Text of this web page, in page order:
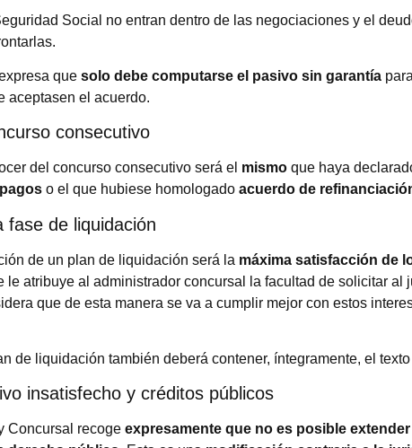
Social no entran dentro de las negociaciones y el
que solo debe computarse el pasivo sin garantía
aceptasen el acuerdo.
consecutivo
del concurso consecutivo será el mismo que haya
o el que hubiese homologado acuerdo de
fase de liquidación
de un plan de liquidación será la máxima satisfacción de
le atribuye al administrador concursal la facultad de solicitar al
que de esta manera se va a cumplir mejor con estos
de liquidación también deberá contener, íntegramente, el
insatisfecho y créditos públicos
Concursal recoge expresamente que no es posible